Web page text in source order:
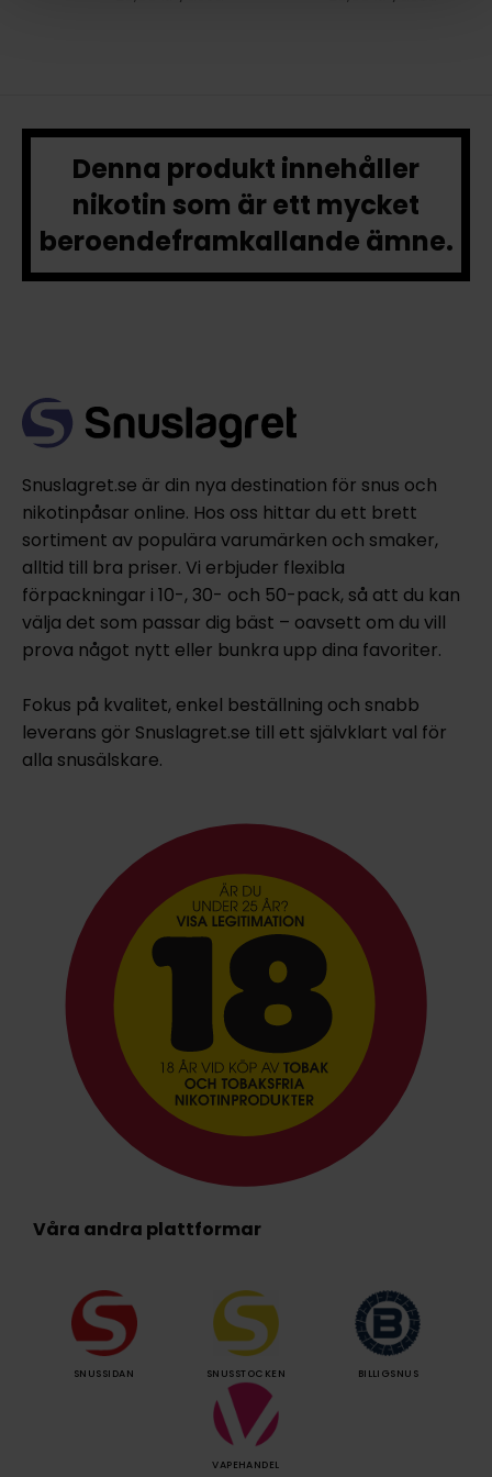
Denna produkt innehåller
nikotin som är ett mycket
beroendeframkallande ämne.
Snuslagret.se är din nya destination för snus och
nikotinpåsar online. Hos oss hittar du ett brett
sortiment av populära varumärken och smaker,
alltid till bra priser. Vi erbjuder flexibla
förpackningar i 10-, 30- och 50-pack, så att du kan
välja det som passar dig bäst – oavsett om du vill
prova något nytt eller bunkra upp dina favoriter.
Fokus på kvalitet, enkel beställning och snabb
leverans gör Snuslagret.se till ett självklart val för
alla snusälskare.
Våra andra plattformar
SNUSSIDAN SNUSSTOCKEN BILLIGSNUS
VAPEHANDEL